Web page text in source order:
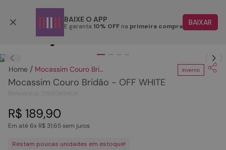
BAIXE O APP
E garanta 10% OFF na primeira compra BAIXAR
Mocassim Couro Bridão - OFF WHITE Inverno
Mocassim Couro Bridão - OFF WHITE
R$ 189,90
Em até6x R$ 31,65sem juros
Restam poucas unidades em estoque!
1
2º
tenis
4º
sandalia
5º
rasteira
6º
tamanco